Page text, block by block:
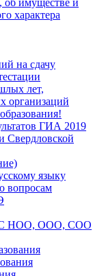
об имуществе и
характера
на сдачу
лет,
организаций
ГИА 2019
Свердловской
языку
вопросам
НОО, ООО, СОО